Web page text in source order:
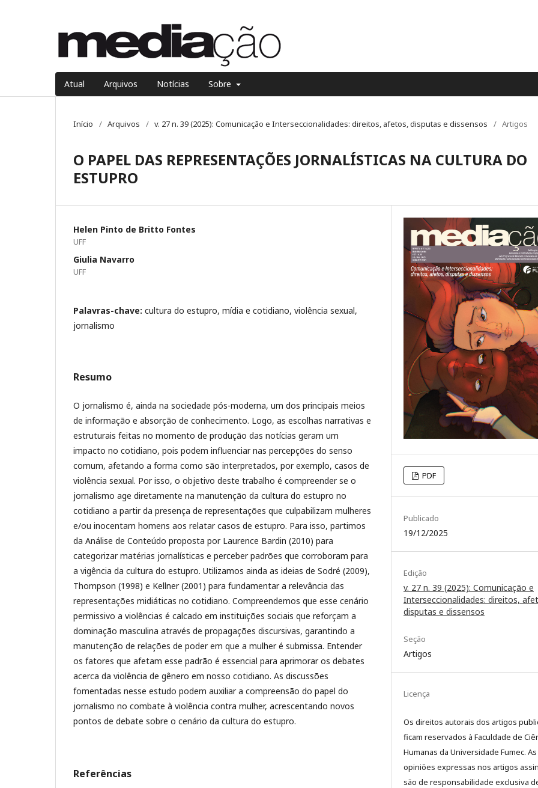
Atual Arquivos Notícias Sobre
Início / Arquivos / v. 27 n. 39 (2025): Comunicação e Interseccionalidades: direitos, afetos, disputas e dissensos / Artigos
O PAPEL DAS REPRESENTAÇÕES JORNALÍSTICAS NA CULTURA DO
ESTUPRO
Helen Pinto de Britto Fontes
UFF
Giulia Navarro
UFF
Palavras-chave: cultura do estupro, mídia e cotidiano, violência sexual,
jornalismo
Resumo
O jornalismo é, ainda na sociedade pós-moderna, um dos principais meios
de informação e absorção de conhecimento. Logo, as escolhas narrativas e
estruturais feitas no momento de produção das notícias geram um
impacto no cotidiano, pois podem influenciar nas percepções do senso
comum, afetando a forma como são interpretados, por exemplo, casos de
violência sexual. Por isso, o objetivo deste trabalho é compreender se o
jornalismo age diretamente na manutenção da cultura do estupro no
cotidiano a partir da presença de representações que culpabilizam mulheres
e/ou inocentam homens aos relatar casos de estupro. Para isso, partimos
da Análise de Conteúdo proposta por Laurence Bardin (2010) para
categorizar matérias jornalísticas e perceber padrões que corroboram para
a vigência da cultura do estupro. Utilizamos ainda as ideias de Sodré (2009),
Thompson (1998) e Kellner (2001) para fundamentar a relevância das
representações midiáticas no cotidiano. Compreendemos que esse cenário
permissivo a violências é calcado em instituições sociais que reforçam a
dominação masculina através de propagações discursivas, garantindo a
manutenção de relações de poder em que a mulher é submissa. Entender
os fatores que afetam esse padrão é essencial para aprimorar os debates
acerca da violência de gênero em nosso cotidiano. As discussões
fomentadas nesse estudo podem auxiliar a compreensão do papel do
jornalismo no combate à violência contra mulher, acrescentando novos
pontos de debate sobre o cenário da cultura do estupro.
Referências
PDF
Publicado
19/12/2025
Edição
v. 27 n. 39 (2025): Comunicação e
Interseccionalidades: direitos,
disputas e dissensos
Seção
Artigos
Licença
Os direitos autorais dos artigos
ficam reservados à Faculdade de
Humanas da Universidade Fumec. As
opiniões expressas nos artigos
são de responsabilidade exclusiva